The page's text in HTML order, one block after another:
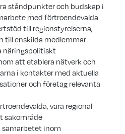
ståndpunkter och budskap i
med förtroendevalda
till regionstyrelserna,
till enskilda medlemmar
näringspolitiskt
att etablera nätverk och
i kontakter med aktuella
och företag relevanta
vara regional
sakområde
samarbetet inom